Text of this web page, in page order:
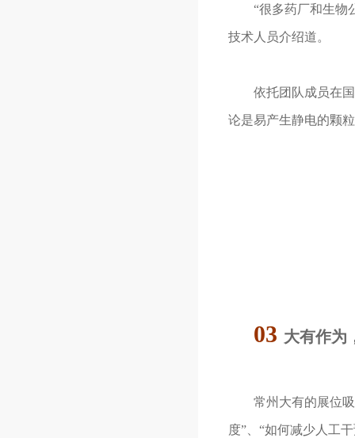
“很多药厂和生物公
技术人员介绍道。
依托团队成员在国
论是易产生静电的颗
03 大有作为
常州大有的展位吸
度”、“如何减少人工